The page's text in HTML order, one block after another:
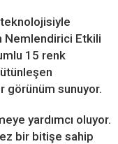
Nemlendirici Etkili
15 renk
görünüm sunuyor.
yardımcı oluyor.
bir bitişe sahip